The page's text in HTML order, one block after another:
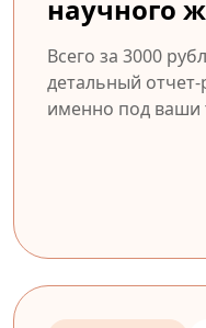
научного
Всего за 3000
детальный
именно под ваши